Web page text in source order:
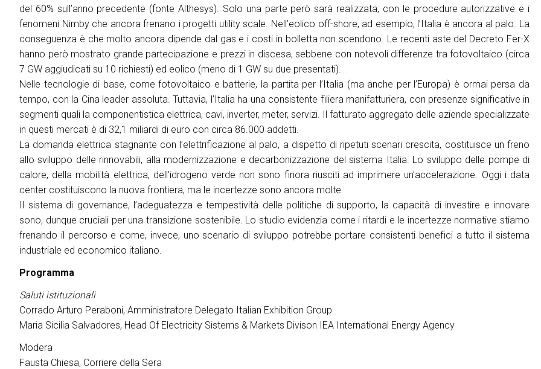
MEDIA ROOM
News e comunicati
Per accreditarsi
Info e contatti
Servizi per i media
Scarica il press kit
HOSTED BUYERS
Business Matching & Networking
INFO UTILI
Come arrivare
Accessibilità di quartiere
Faq
Richiedi Info
INSIGHT
Report
Key Choice
ORGANIZZA IL TUO SOGGIORNO
del 60% sull’anno precedente (fonte Althesys). Solo una parte però sarà realizzata, con le procedure autorizzative e i
fenomeni Nimby che ancora frenano i progetti utility scale. Nell’eolico off-shore, ad esempio, l’Italia è ancora al palo. La
conseguenza è che molto ancora dipende dal gas e i costi in bolletta non scendono. Le recenti aste del Decreto Fer-X
hanno però mostrato grande partecipazione e prezzi in discesa, sebbene con notevoli differenze tra fotovoltaico (circa
7 GW aggiudicati su 10 richiesti) ed eolico (meno di 1 GW su due presentati).
Nelle tecnologie di base, come fotovoltaico e batterie, la partita per l’Italia (ma anche per l’Europa) è ormai persa da
tempo, con la Cina leader assoluta. Tuttavia, l’Italia ha una consistente filiera manifatturiera, con presenze significative in
segmenti quali la componentistica elettrica, cavi, inverter, meter, servizi. Il fatturato aggregato delle aziende specializzate
in questi mercati è di 32,1 miliardi di euro con circa 86.000 addetti.
La domanda elettrica stagnante con l’elettrificazione al palo, a dispetto di ripetuti scenari crescita, costituisce un freno
allo sviluppo delle rinnovabili, alla modernizzazione e decarbonizzazione del sistema Italia. Lo sviluppo delle pompe di
calore, della mobilità elettrica, dell’idrogeno verde non sono finora riusciti ad imprimere un’accelerazione. Oggi i data
center costituiscono la nuova frontiera, ma le incertezze sono ancora molte.
Il sistema di governance, l’adeguatezza e tempestività delle politiche di supporto, la capacità di investire e innovare
sono, dunque cruciali per una transizione sostenibile. Lo studio evidenzia come i ritardi e le incertezze normative stiamo
frenando il percorso e come, invece, uno scenario di sviluppo potrebbe portare consistenti benefici a tutto il sistema
industriale ed economico italiano.
Programma
Saluti istituzionali
Corrado Arturo Peraboni, Amministratore Delegato Italian Exhibition Group
Maria Sicilia Salvadores, Head Of Electricity Sistems & Markets Divison IEA International Energy Agency
Modera
Fausta Chiesa, Corriere della Sera